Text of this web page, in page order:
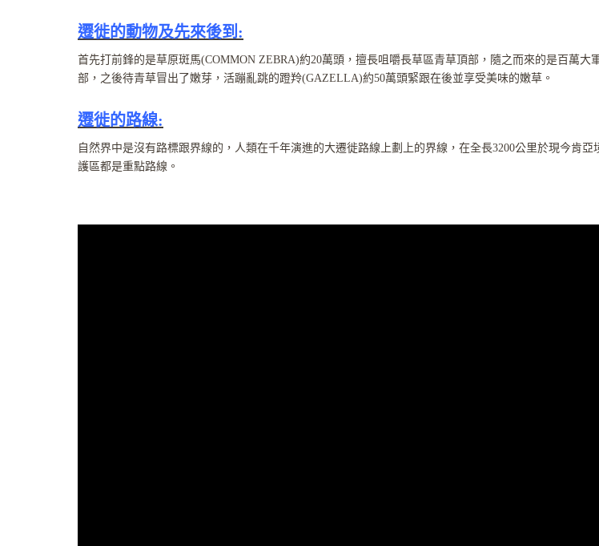
遷徙的動物及先來後到:
首先打前鋒的是草原斑馬(COMMON ZEBRA)約20萬頭，擅長咀嚼長草區青草頂部，隨之而來的是百萬
部，之後待青草冒出了嫩芽，活蹦亂跳的蹬羚(GAZELLA)約50萬頭緊跟在後並享受美味的嫩草。
遷徙的路線:
自然界中是沒有路標跟界線的，人類在千年演進的大遷徙路線上劃上的界線，在全長3200公里於現今肯
護區都是重點路線。